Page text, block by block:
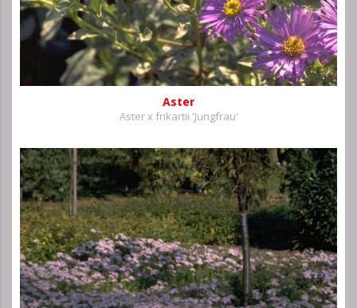
Aster
Aster x frikartii 'Jungfrau'